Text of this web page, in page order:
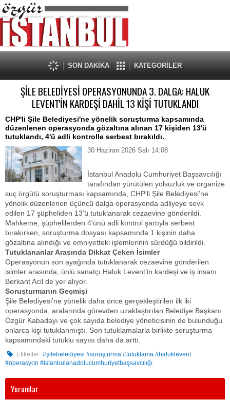
SON DAKİKA KATEGORİLER
ŞİLE BELEDİYESİ OPERASYONUNDA 3. DALGA: HALUK
LEVENT'İN KARDEŞİ DAHİL 13 KİŞİ TUTUKLANDI
CHP'li Şile Belediyesi'ne yönelik soruşturma kapsamında
düzenlenen operasyonda gözaltına alınan 17 kişiden 13'ü
tutuklandı, 4'ü adli kontrolle serbest bırakıldı.
30 Haziran 2026 Salı 14:08
​İstanbul Anadolu Cumhuriyet Başsavcılığı
tarafından yürütülen yolsuzluk ve organize
suç örgütü soruşturması kapsamında, CHP'li Şile Belediyesi’ne
yönelik düzenlenen üçüncü dalga operasyonda adliyeye sevk
edilen 17 şüpheliden 13'ü tutuklanarak cezaevine gönderildi.
Mahkeme, şüphelilerden 4'ünü adli kontrol şartıyla serbest
bırakırken, soruşturma dosyası kapsamında 1 kişinin daha
gözaltına alındığı ve emniyetteki işlemlerinin sürdüğü bildirildi.
​Tutuklananlar Arasında Dikkat Çeken İsimler
​Operasyonun son ayağında tutuklanarak cezaevine gönderilen
isimler arasında, ünlü sanatçı Haluk Levent’in kardeşi ve iş insanı
Berkant Acil de yer alıyor.
​Soruşturmanın Geçmişi
​Şile Belediyesi’ne yönelik daha önce gerçekleştirilen ilk iki
operasyonda, aralarında görevden uzaklaştırılan Belediye Başkanı
Özgür Kabadayı ve çok sayıda belediye yöneticisinin de bulunduğu
onlarca kişi tutuklanmıştı. Son tutuklamalarla birlikte soruşturma
kapsamındaki tutuklu sayısı daha da arttı.
Etiketler: #şilebelediyesi #soruşturma #tutuklama #haluklevent
#operasyon #istanbulanadolucumhuriyetbaşsavcılığı
Yorumlar